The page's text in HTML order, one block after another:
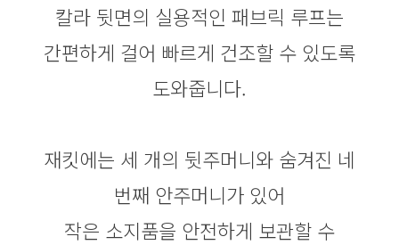
칼라 뒷면의 실용적인 패브릭 루프는
간편하게 걸어 빠르게 건조할 수 있도록
도와줍니다.
재킷에는 세 개의 뒷주머니와 숨겨진 네
번째 안주머니가 있어
작은 소지품을 안전하게 보관할 수